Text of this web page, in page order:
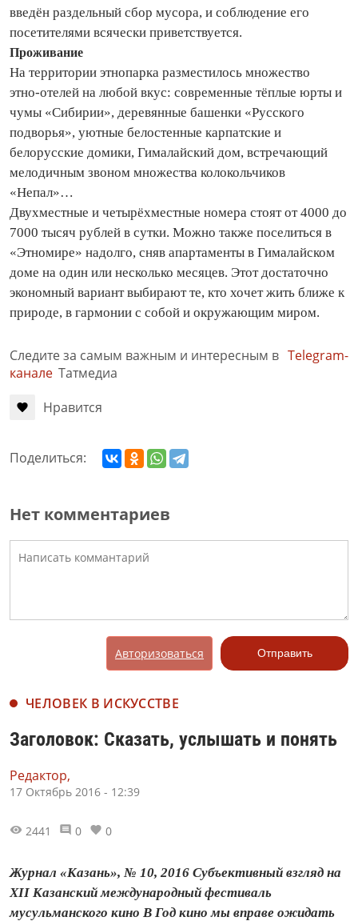
введён раздельный сбор мусора, и соблюдение его
посетителями всячески приветствуется.
Проживание
На территории этнопарка разместилось множество
этно‑отелей на любой вкус: современные тёплые юрты и
чумы «Сибирии», деревянные башенки «Русского
подворья», уютные белостенные карпатские и
белорусские домики, Гималайский дом, встречающий
мелодичным звоном множества колокольчиков
«Непал»…
Двухместные и четырёхместные номера стоят от 4000 до
7000 тысяч руб­лей в сутки. Можно также поселиться в
«Этномире» надолго, сняв апартаменты в Гималайском
доме на один или несколько месяцев. Этот достаточно
экономный вариант выбирают те, кто хочет жить ближе к
природе, в гармонии с собой и окружающим миром.
Следите за самым важным и интересным в Telegram-
канале Татмедиа
Нравится
Поделиться:
Нет комментариев
Авторизоваться Отправить
ЧЕЛОВЕК В ИСКУССТВЕ
Заголовок: Сказать, услышать и понять
Редактор,
17 Октябрь 2016 - 12:39
2441 0 0
Журнал «Казань», № 10, 2016 Субъективный взгляд на
XII Казанский международный фестиваль
мусульманского кино В Год кино мы вправе ожидать